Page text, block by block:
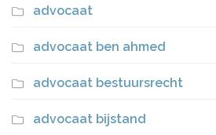
advocaat
advocaat ben ahmed
advocaat bestuursrecht
advocaat bijstand